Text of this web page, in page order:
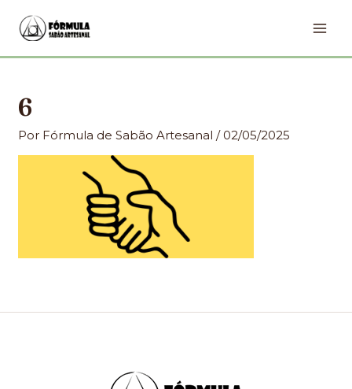
para
o
6
Por Fórmula de Sabão Artesanal/02/05/2025